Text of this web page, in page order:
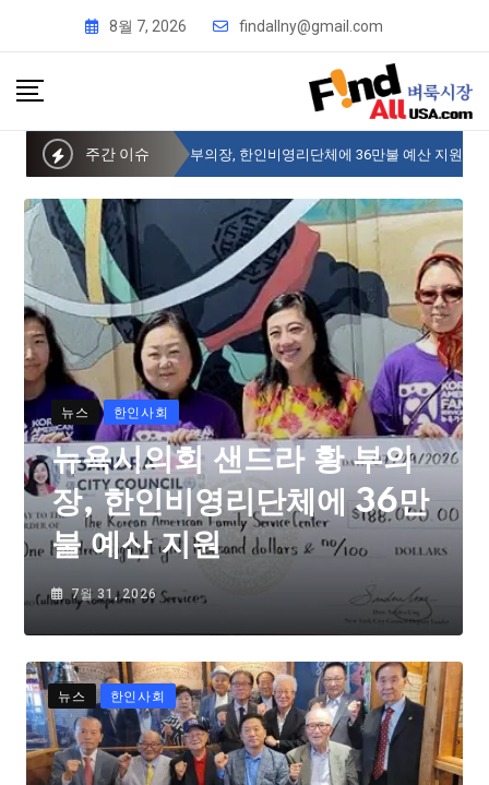
8월 7, 2026 findallny@gmail.com
주간 이슈
뉴욕시의회 샌드라 황 부의장, 한인비영리단체에 36만불 예산 지원
뉴스 한인사회
뉴욕시의회 샌드라 황 부의
장, 한인비영리단체에 36만
불 예산 지원
7월 31, 2026
뉴스 한인사회